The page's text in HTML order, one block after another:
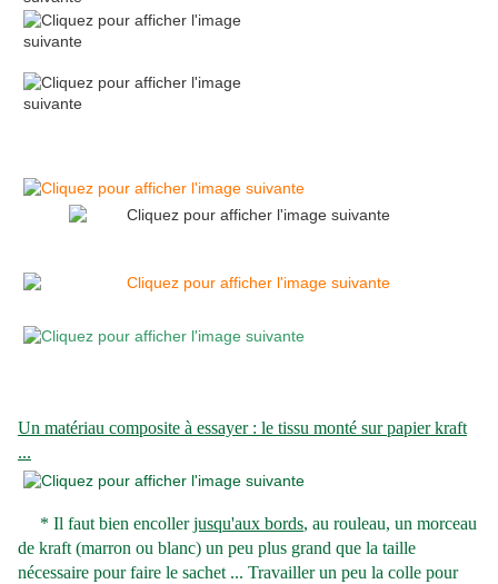
Un matériau composite à essayer : le tissu monté sur papier kraft
...
* Il faut bien encollerjusqu'aux bords, au rouleau, un morceau
de kraft (marron ou blanc) un peu plus grand que la taille
nécessaire pour faire le sachet ... Travailler un peu la colle pour